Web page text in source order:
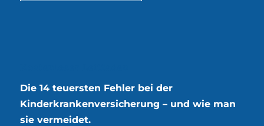
Die 14 teuersten Fehler bei der
Kinderkrankenversicherung – und wie man
sie vermeidet.